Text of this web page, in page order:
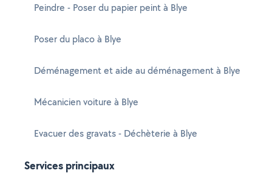
Peindre - Poser du papier peint à Blye
Poser du placo à Blye
Déménagement et aide au déménagement à Blye
Mécanicien voiture à Blye
Evacuer des gravats - Déchèterie à Blye
Services principaux